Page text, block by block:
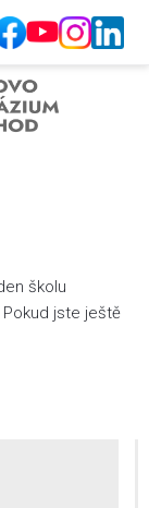
školu
Pokud jste ještě